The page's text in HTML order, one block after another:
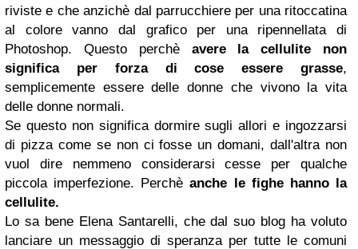
riviste e che anzichè dal parrucchiere per una ritoccatina
al colore vanno dal grafico per una ripennellata di
Photoshop. Questo perchè avere la cellulite non
significa per forza di cose essere grasse,
semplicemente essere delle donne che vivono la vita
delle donne normali.
Se questo non significa dormire sugli allori e ingozzarsi
di pizza come se non ci fosse un domani, dall'altra non
vuol dire nemmeno considerarsi cesse per qualche
piccola imperfezione. Perchèanche le fighe hanno la
cellulite.
Lo sa bene Elena Santarelli, che dal suo blog ha voluto
lanciare un messaggio di speranza per tutte le comuni